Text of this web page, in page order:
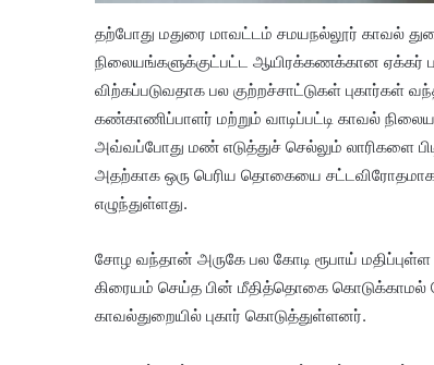
தற்போது மதுரை மாவட்டம் சமயநல்லூர் காவல்
நிலையங்களுக்குட்பட்ட ஆயிரக்கணக்கான ஏக்கர்
விற்கப்படுவதாக பல குற்றச்சாட்டுகள் புகார்கள்
கண்காணிப்பாளர் மற்றும் வாடிப்பட்டி காவல்
அவ்வப்போது மண் எடுத்துச் செல்லும் லாரிகளை
அதற்காக ஒரு பெரிய தொகையை சட்டவிரோதமாக
எழுந்துள்ளது.
சோழ வந்தான் அருகே பல கோடி ரூபாய்
கிரையம் செய்த பின் மீதித்தொகை கொடுக்காமல்
காவல்துறையில் புகார் கொடுத்துள்ளனர்.